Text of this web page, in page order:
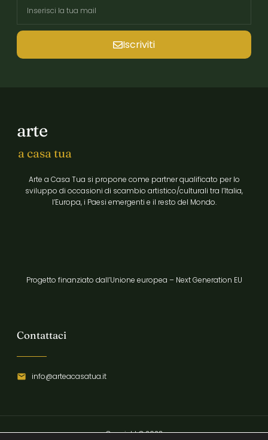
Iscriviti
arte
a casa tua
Arte a Casa Tua si propone come partner qualificato per lo
sviluppo di occasioni di scambio artistico/culturali tra l’Italia,
l’Europa, i Paesi emergenti e il resto del Mondo.
Progetto finanziato dall’Unione europea – Next Generation EU
Contattaci
info@arteacasatua.it
Copyright © 2023